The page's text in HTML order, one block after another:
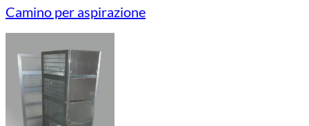
Camino per aspirazione